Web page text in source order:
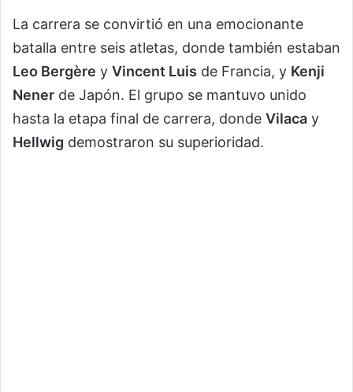
La carrera se convirtió en una emocionante
batalla entre seis atletas, donde también estaban
Leo Bergère y Vincent Luis de Francia, y Kenji
Nener de Japón. El grupo se mantuvo unido
hasta la etapa final de carrera, donde Vilaca y
Hellwig demostraron su superioridad.